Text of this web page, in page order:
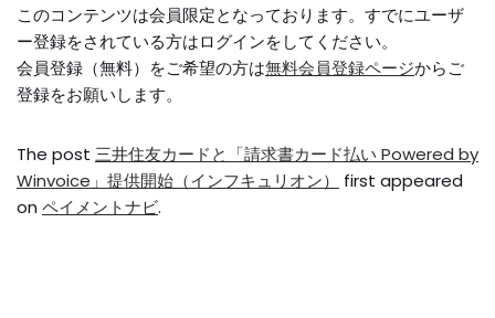
このコンテンツは会員限定となっております。すでにユーザ
ー登録をされている方はログインをしてください。
会員登録（無料）をご希望の方は無料会員登録ページからご
登録をお願いします。
The post 三井住友カードと「請求書カード払い Powered by
Winvoice」提供開始（インフキュリオン）
first appeared
on ペイメントナビ.